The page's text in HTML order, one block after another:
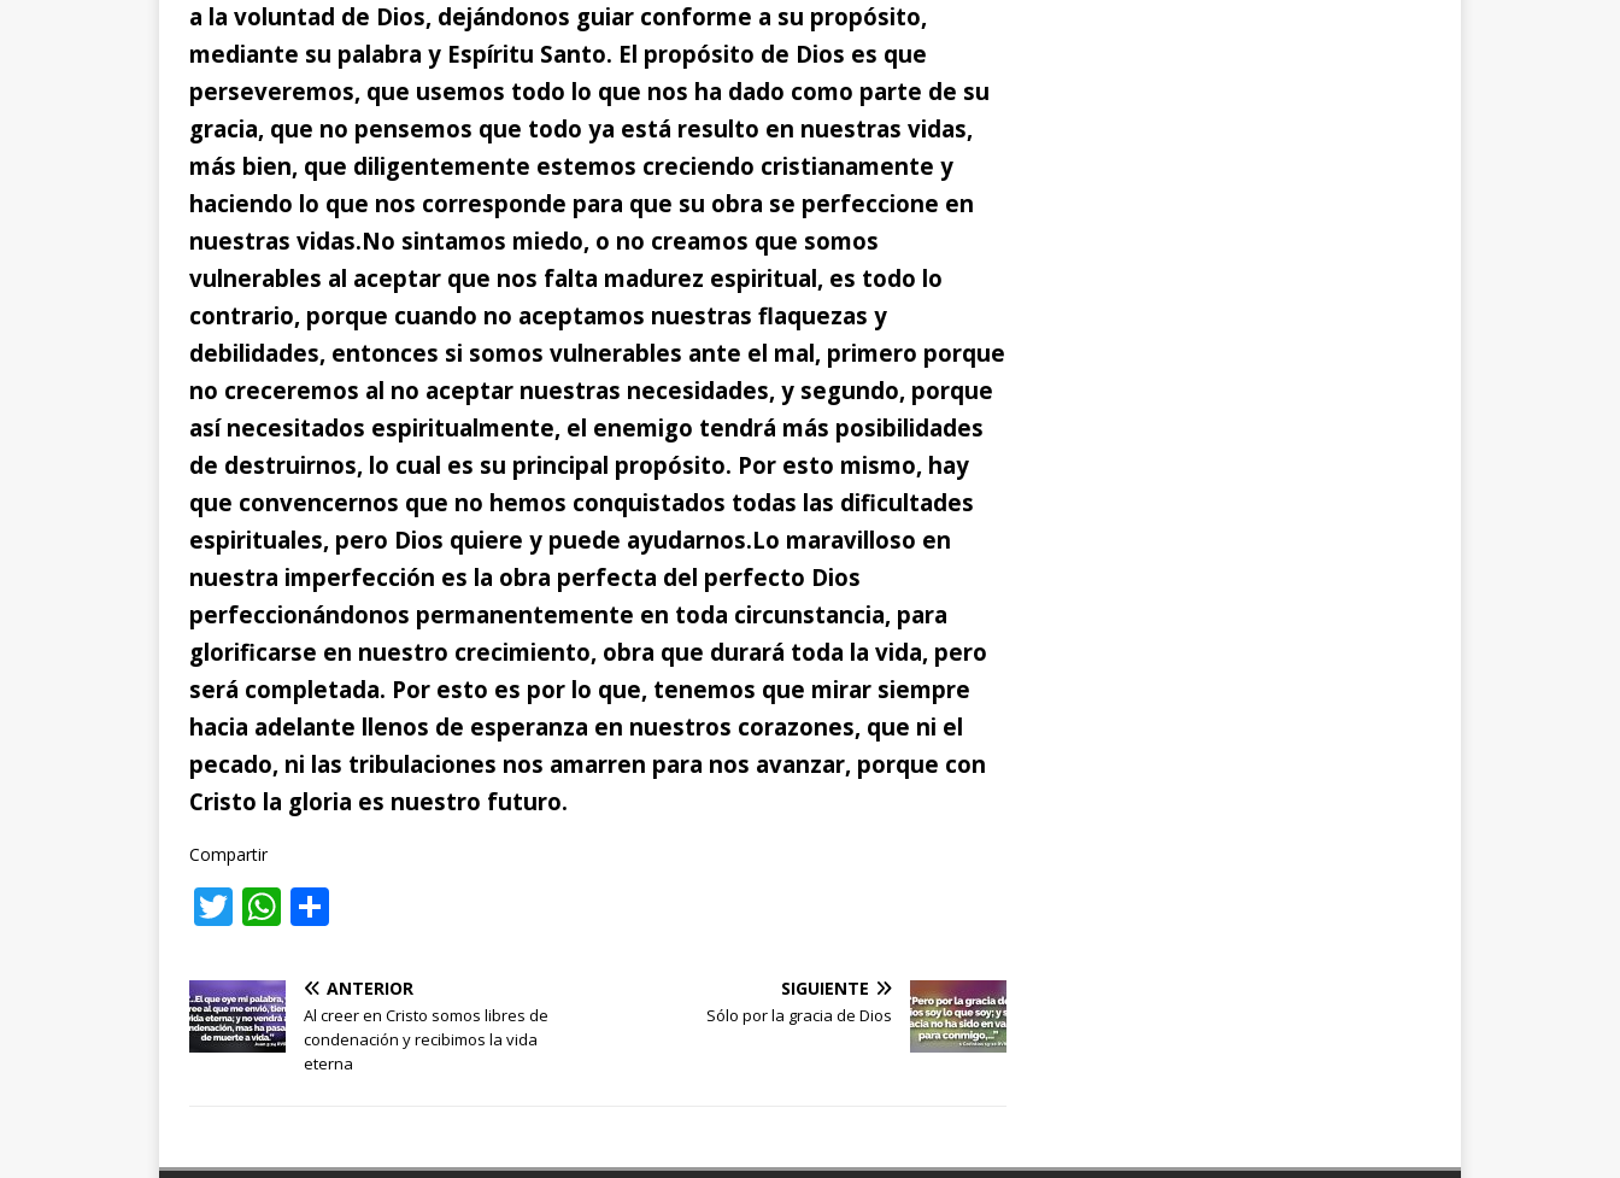
a la voluntad de Dios, dejándonos guiar conforme a su propósito,
mediante su palabra y Espíritu Santo. El propósito de Dios es que
perseveremos, que usemos todo lo que nos ha dado como parte de su
gracia, que no pensemos que todo ya está resulto en nuestras vidas,
más bien, que diligentemente estemos creciendo cristianamente y
haciendo lo que nos corresponde para que su obra se perfeccione en
nuestras vidas.No sintamos miedo, o no creamos que somos
vulnerables al aceptar que nos falta madurez espiritual, es todo lo
contrario, porque cuando no aceptamos nuestras flaquezas y
debilidades, entonces si somos vulnerables ante el mal, primero porque
no creceremos al no aceptar nuestras necesidades, y segundo, porque
así necesitados espiritualmente, el enemigo tendrá más posibilidades
de destruirnos, lo cual es su principal propósito. Por esto mismo, hay
que convencernos que no hemos conquistados todas las dificultades
espirituales, pero Dios quiere y puede ayudarnos.Lo maravilloso en
nuestra imperfección es la obra perfecta del perfecto Dios
perfeccionándonos permanentemente en toda circunstancia, para
glorificarse en nuestro crecimiento, obra que durará toda la vida, pero
será completada. Por esto es por lo que, tenemos que mirar siempre
hacia adelante llenos de esperanza en nuestros corazones, que ni el
pecado, ni las tribulaciones nos amarren para nos avanzar, porque con
Cristo la gloria es nuestro futuro.
Compartir
T
it
te
r
W
at
s
A
m
p
ar
ANTERIOR
Al creer en Cristo somos libres de
condenación y recibimos la vida
eterna
SIGUIENTE
Sólo por la gracia de Dios